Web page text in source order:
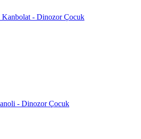
Kanbolat - Dinozor Çocuk